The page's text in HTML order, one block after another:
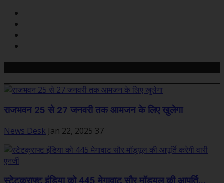
राजभवन 25 से 27 जनवरी तक आमजन के लिए खुलेगा
News Desk Jan 22, 2025 37